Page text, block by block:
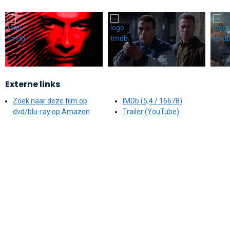
Externe links
Zoek naar deze film op
dvd/blu-ray op Amazon
IMDb (5,4 / 16678)
Trailer (YouTube)